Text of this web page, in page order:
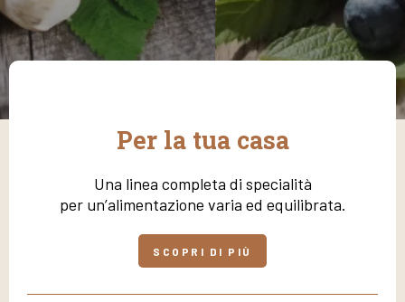
Per la tua casa
Una linea completa di specialità
per un’alimentazione varia ed equilibrata.
SCOPRI DI PIÙ